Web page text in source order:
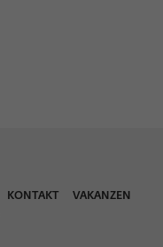
KONTAKT
VAKANZEN